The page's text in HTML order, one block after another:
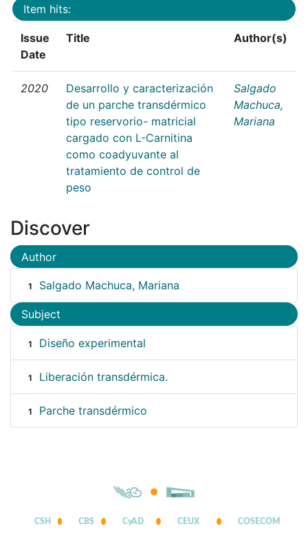
Item hits:
Issue
Date
Title Author(s)
2020
Desarrollo y caracterización
de un parche transdérmico
tipo reservorio- matricial
cargado con L-Carnitina
como coadyuvante al
tratamiento de control de
peso
Salgado
Machuca,
Mariana
Discover
Author
1 Salgado Machuca, Mariana
Subject
1 Diseño experimental
1 Liberación transdérmica.
1 Parche transdérmico
CSH CBS CyAD CEUX COSECOM